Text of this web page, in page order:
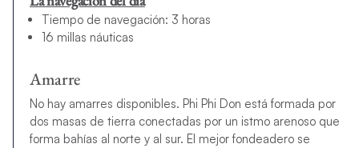
Tiempo de navegación: 3 horas
16 millas náuticas
Amarre
No hay amarres disponibles. Phi Phi Don está formada por
dos masas de tierra conectadas por un istmo arenoso que
forma bahías al norte y al sur. El mejor fondeadero se